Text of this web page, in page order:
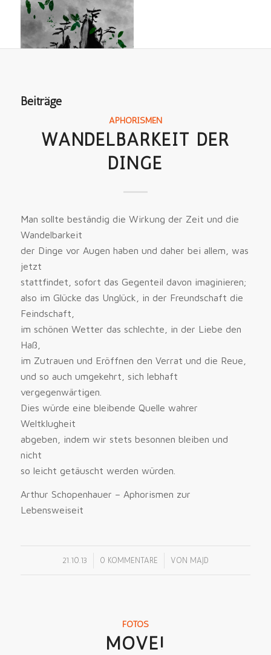
Beiträge
APHORISMEN
WANDELBARKEIT DER
DINGE
Man sollte beständig die Wirkung der Zeit und die
Wandelbarkeit
der Dinge vor Augen haben und daher bei allem, was
jetzt
stattfindet, sofort das Gegenteil davon imaginieren;
also im Glücke das Unglück, in der Freundschaft die
Feindschaft,
im schönen Wetter das schlechte, in der Liebe den
Haß,
im Zutrauen und Eröffnen den Verrat und die Reue,
und so auch umgekehrt, sich lebhaft
vergegenwärtigen.
Dies würde eine bleibende Quelle wahrer
Weltklugheit
abgeben, indem wir stets besonnen bleiben und
nicht
so leicht getäuscht werden würden.
Arthur Schopenhauer – Aphorismen zur
Lebensweiseit
21.10.13 0 KOMMENTARE
/ VON MAJD
FOTOS
MOVE!